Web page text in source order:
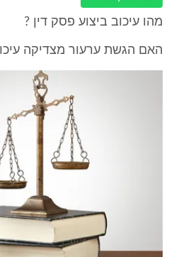
מהו עיכוב ביצוע פסק דין ?
האם הגשת ערעור מצדיקה